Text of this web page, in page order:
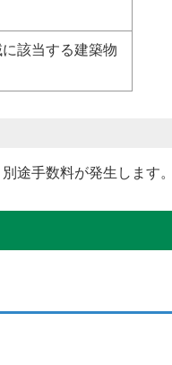
該当する建築物
途手数料が発生します。